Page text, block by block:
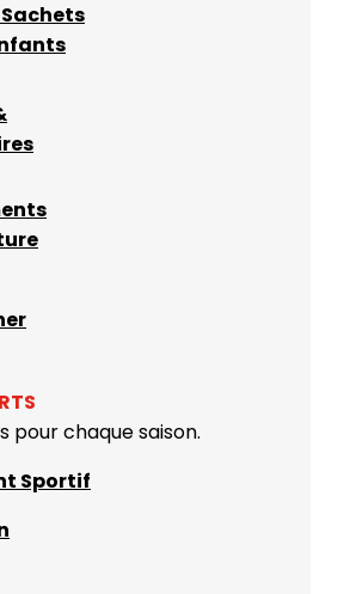
pour chaque saison.
Sportif